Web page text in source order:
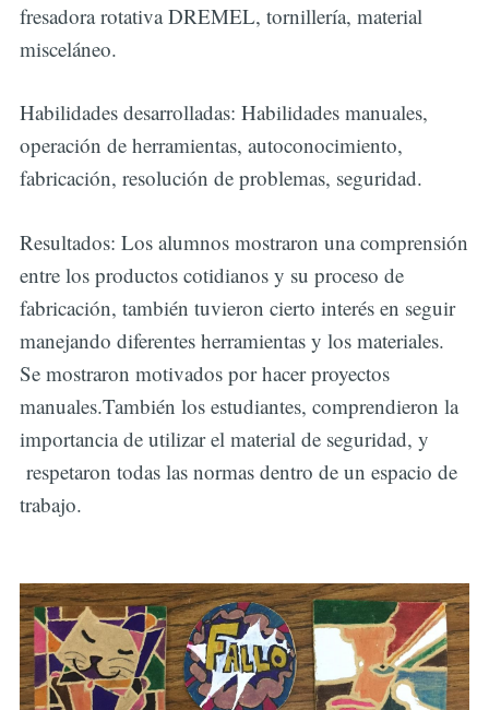
fresadora rotativa DREMEL, tornillería, material
misceláneo.
Habilidades desarrolladas: Habilidades manuales,
operación de herramientas, autoconocimiento,
fabricación, resolución de problemas, seguridad.
Resultados: Los alumnos mostraron una comprensión
entre los productos cotidianos y su proceso de
fabricación, también tuvieron cierto interés en seguir
manejando diferentes herramientas y los materiales.
Se mostraron motivados por hacer proyectos
manuales.También los estudiantes, comprendieron la
importancia de utilizar el material de seguridad, y
respetaron todas las normas dentro de un espacio de
trabajo.